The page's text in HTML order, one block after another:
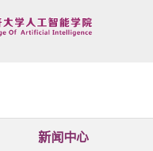
新闻中心